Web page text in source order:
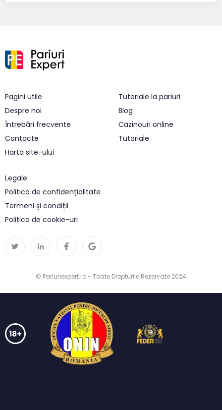
Pagini utile
Despre noi
Întrebări frecvente
Contacte
Harta site-ului
Tutoriale la pariuri
Blog
Cazinouri online
Tutoriale
Legale
Politica de confidențialitate
Termeni și condiții
Politica de cookie-uri
© Pariuriexpert.ro - Toate Drepturile Rezervate 2024